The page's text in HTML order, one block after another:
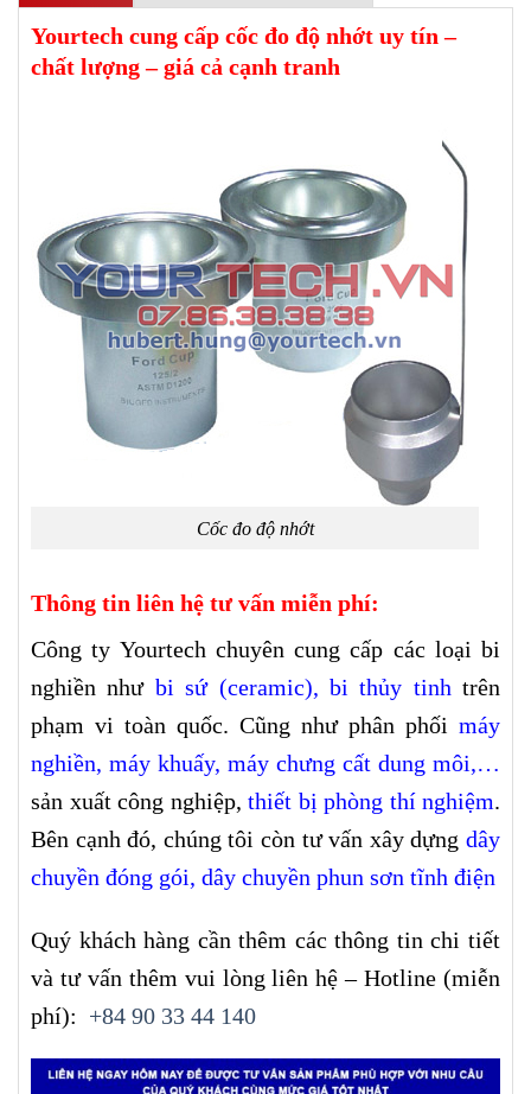
Yourtech cung cấp cốc đo độ nhớt uy tín –
chất lượng – giá cả cạnh tranh
Cốc đo độ nhớt
Thông tin liên hệ tư vấn miễn phí:
Công ty Yourtech chuyên cung cấp các loại bi
nghiền như bi sứ (ceramic), bi thủy tinh trên
phạm vi toàn quốc. Cũng như phân phối máy
nghiền, máy khuấy, máy chưng cất dung môi,…
sản xuất công nghiệp, thiết bị phòng thí nghiệm.
Bên cạnh đó, chúng tôi còn tư vấn xây dựng dây
chuyền đóng gói, dây chuyền phun sơn tĩnh điện
Quý khách hàng cần thêm các thông tin chi tiết
và tư vấn thêm vui lòng liên hệ – Hotline (miễn
phí): +84 90 33 44 140